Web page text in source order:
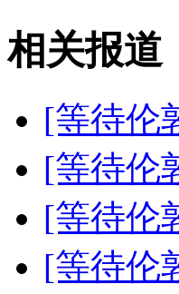
相关报道
[等待伦
[等待伦
[等待伦
[等待伦